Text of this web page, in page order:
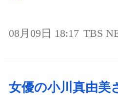
08月09日 18:17 TBS
女優の小川真由美